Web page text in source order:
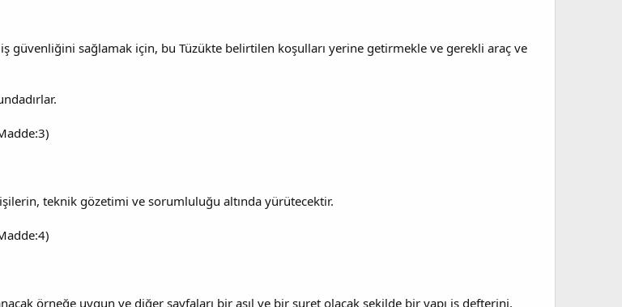
iş güvenliğini sağlamak için, bu Tüzükte belirtilen koşulları yerine getirmekle ve gerekli araç ve
teknik gözetimi ve sorumluluğu altında yürütecektir.
örneğe uygun ve diğer sayfaları bir asıl ve bir suret olacak şekilde bir yapı iş defterini,